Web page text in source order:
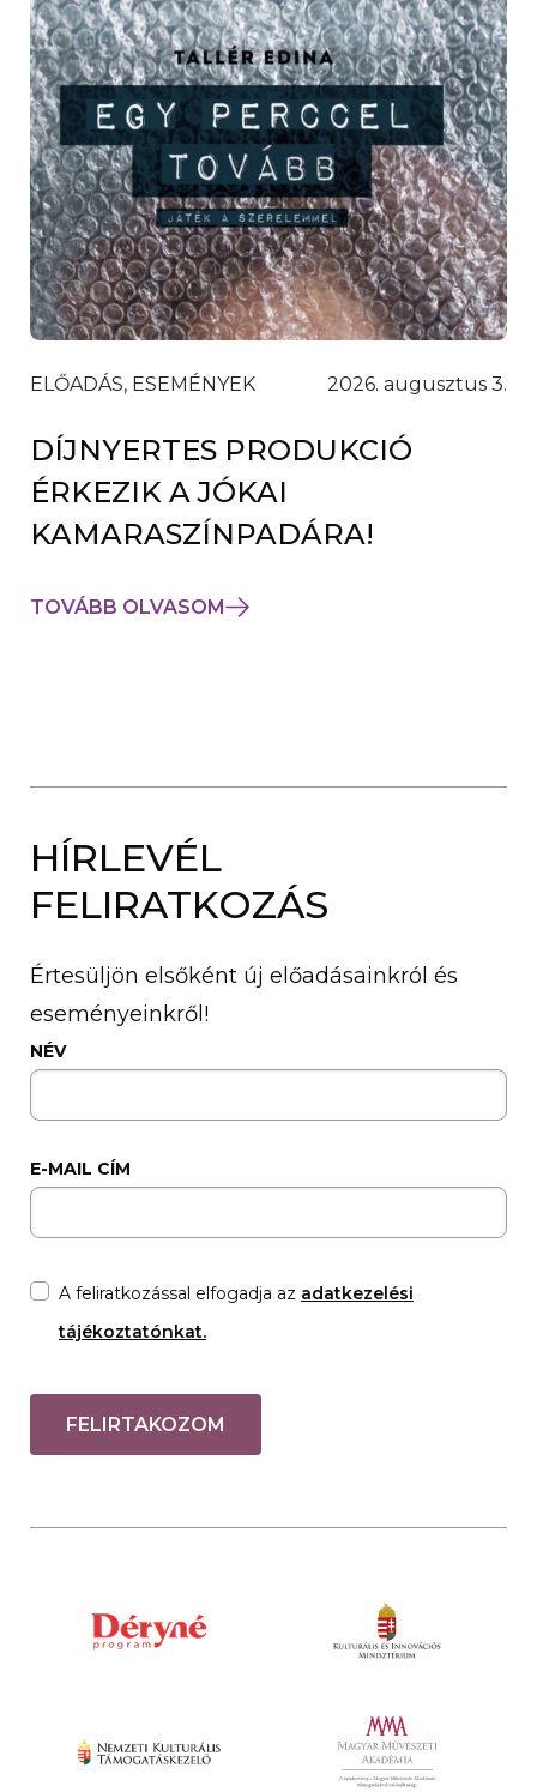
ELŐADÁS, ESEMÉNYEK 2026. augusztus 3.
DÍJNYERTES PRODUKCIÓ
ÉRKEZIK A JÓKAI
KAMARASZÍNPADÁRA!
TOVÁBB OLVASOM
HÍRLEVÉL
FELIRATKOZÁS
Értesüljön elsőként új előadásainkról és
eseményeinkről!
NÉV
E-MAIL CÍM
A feliratkozással elfogadja az adatkezelési
tájékoztatónkat.
FELIRTAKOZOM